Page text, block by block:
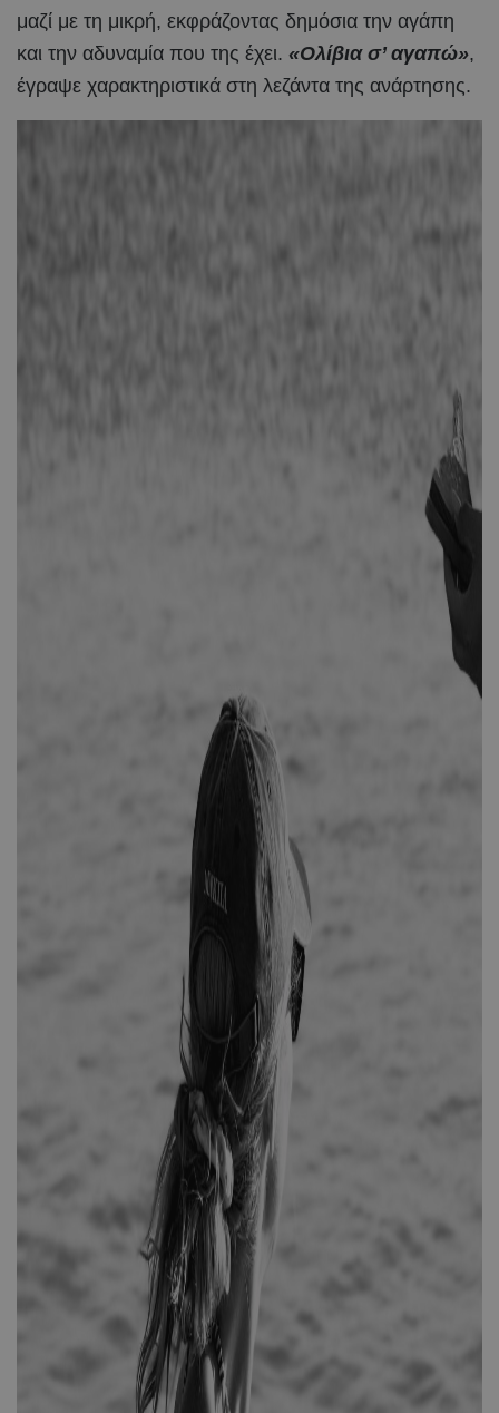
μαζί με τη μικρή, εκφράζοντας δημόσια την αγάπη
και την αδυναμία που της έχει. «Ολίβια σ’ αγαπώ»,
έγραψε χαρακτηριστικά στη λεζάντα της ανάρτησης.